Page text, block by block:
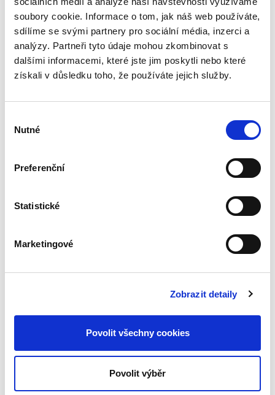
soubory cookie. Informace o tom, jak náš web používáte,
sdílíme se svými partnery pro sociální média, inzerci a
analýzy. Partneři tyto údaje mohou zkombinovat s
dalšími informacemi, které jste jim poskytli nebo které
získali v důsledku toho, že používáte jejich služby.
souhlasu
Nutné
Preferenční
Statistické
Marketingové
Zobrazit detaily
Povolit všechny cookies
Povolit výběr
Kniha přibližuje právnické obci specifickou praxi
jednotlivých druhů bankovního financování, s
akcentem na specifika v České republice. Tato
praktická příručka navazuje na knihu Banking
&...
průmyslovému
Roman Horáček
průmyslového vlastnictví v celé jeho šíři, včetně
Vybrané kapitoly
soukromého práva
II